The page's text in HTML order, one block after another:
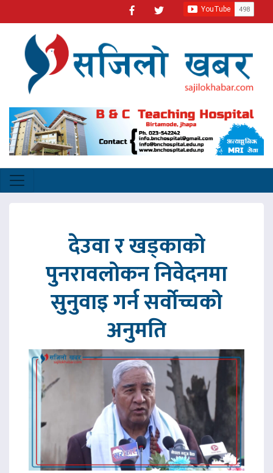
देउवा र खड्काको
पुनरावलोकन निवेदनमा
सुनुवाइ गर्न सर्वोच्चको
अनुमति